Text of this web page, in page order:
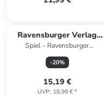
Ravensburger Verlag
GmbH
Spiel - Ravensburger
Kinderpuzzle 09789 - Die
Disney Prinzessinnen - groß
-20%
15,19 €
UVP: 18,99 €*